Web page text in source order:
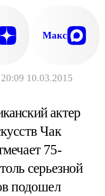
20:09 10.03.2015
Макс
актер
Чак
75-
серьезной
подошел